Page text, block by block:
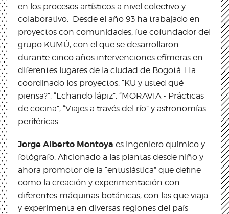
en los procesos artísticos a nivel colectivo y
colaborativo. Desde el año 93 ha trabajado en
proyectos con comunidades; fue cofundador del
grupo KUMÚ, con el que se desarrollaron
durante cinco años intervenciones efímeras en
diferentes lugares de la ciudad de Bogotá. Ha
coordinado los proyectos: “KU y usted qué
piensa?”, “Echando lápiz”, “MORAVIA - Prácticas
de cocina”, “Viajes a través del río” y astronomías
periféricas.
Jorge Alberto Montoya es ingeniero químico y
fotógrafo. Aficionado a las plantas desde niño y
ahora promotor de la “entusiástica” que define
como la creación y experimentación con
diferentes máquinas botánicas, con las que viaja
y experimenta en diversas regiones del país